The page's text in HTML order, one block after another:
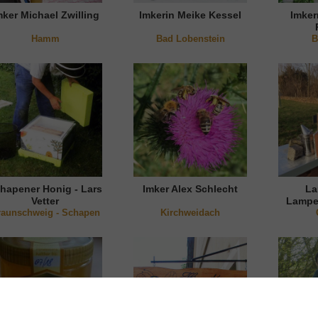
Michael Zwilling
Hamm
Imkerin Meike Kessel
Bad Lobenstein
Honig - Lars
Vetter
- Schapen
Imker Alex Schlecht
Kirchweidach